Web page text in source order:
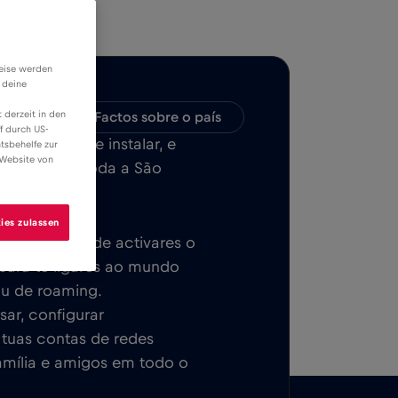
Factos sobre o país
fácil de instalar, e
ou em toda a São
Depois de activares o
te ligares ao mundo
de roaming.
configurar
contas de redes
e amigos em todo o
werden
deine
derzeit in den
durch US-
zur
von
zulassen